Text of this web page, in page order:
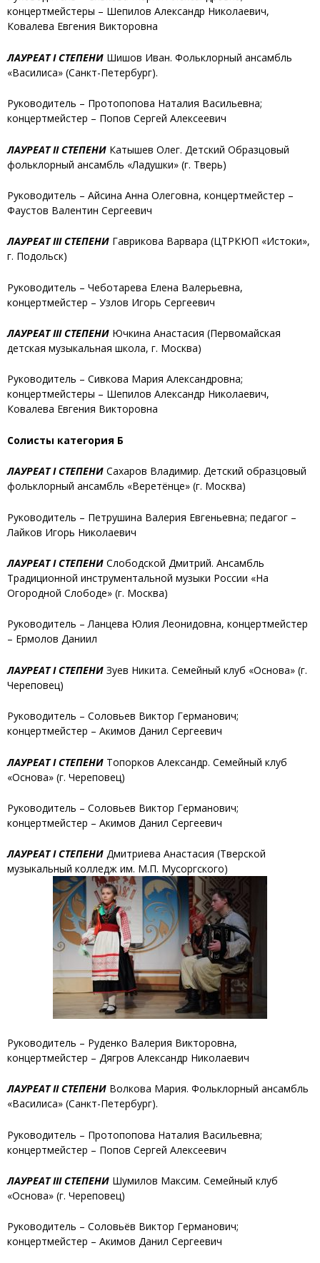
концертмейстеры – Шепилов Александр Николаевич,
Ковалева Евгения Викторовна
ЛАУРЕАТ I СТЕПЕНИ Шишов Иван. Фольклорный ансамбль
«Василиса» (Санкт-Петербург).
Руководитель – Протопопова Наталия Васильевна;
концертмейстер – Попов Сергей Алексеевич
ЛАУРЕАТ II СТЕПЕНИ Катышев Олег. Детский Образцовый
фольклорный ансамбль «Ладушки» (г. Тверь)
Руководитель – Айсина Анна Олеговна, концертмейстер –
Фаустов Валентин Сергеевич
ЛАУРЕАТ III СТЕПЕНИ Гаврикова Варвара (ЦТРКЮП «Истоки»,
г. Подольск)
Руководитель – Чеботарева Елена Валерьевна,
концертмейстер – Узлов Игорь Сергеевич
ЛАУРЕАТ III СТЕПЕНИ Ючкина Анастасия (Первомайская
детская музыкальная школа, г. Москва)
Руководитель – Сивкова Мария Александровна;
концертмейстеры – Шепилов Александр Николаевич,
Ковалева Евгения Викторовна
Солисты категория Б
ЛАУРЕАТ I СТЕПЕНИ Сахаров Владимир. Детский образцовый
фольклорный ансамбль «Веретёнце» (г. Москва)
Руководитель – Петрушина Валерия Евгеньевна; педагог –
Лайков Игорь Николаевич
ЛАУРЕАТ I СТЕПЕНИ Слободской Дмитрий. Ансамбль
Традиционной инструментальной музыки России «На
Огородной Слободе» (г. Москва)
Руководитель – Ланцева Юлия Леонидовна, концертмейстер
– Ермолов Даниил
ЛАУРЕАТ I СТЕПЕНИ Зуев Никита. Семейный клуб «Основа» (г.
Череповец)
Руководитель – Соловьев Виктор Германович;
концертмейстер – Акимов Данил Сергеевич
ЛАУРЕАТ I СТЕПЕНИ Топорков Александр. Семейный клуб
«Основа» (г. Череповец)
Руководитель – Соловьев Виктор Германович;
концертмейстер – Акимов Данил Сергеевич
ЛАУРЕАТ I СТЕПЕНИ Дмитриева Анастасия (Тверской
музыкальный колледж им. М.П. Мусоргского)
Руководитель – Руденко Валерия Викторовна,
концертмейстер – Дягров Александр Николаевич
ЛАУРЕАТ II СТЕПЕНИ Волкова Мария. Фольклорный ансамбль
«Василиса» (Санкт-Петербург).
Руководитель – Протопопова Наталия Васильевна;
концертмейстер – Попов Сергей Алексеевич
ЛАУРЕАТ III СТЕПЕНИ Шумилов Максим. Семейный клуб
«Основа» (г. Череповец)
Руководитель – Соловьёв Виктор Германович;
концертмейстер – Акимов Данил Сергеевич